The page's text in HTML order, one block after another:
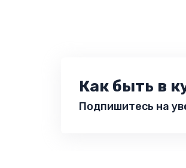
Как быть в
Подпишитесь на